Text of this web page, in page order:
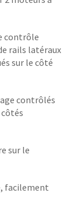
contrôle
rails latéraux
sur le côté
contrôlés
sur le
facilement